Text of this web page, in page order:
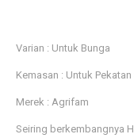
Varian : Untuk Bunga
Kemasan : Untuk
Merek : Agrifam
Seiring berkembangnya